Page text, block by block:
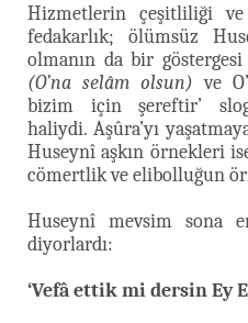
Hizmetlerin çeşitliliği
fedakarlık; ölümsüz
olmanın da bir
(O’na selâm olsun) ve
bizim için şereftir’
haliydi. Aşûra’yı
Huseynî aşkın örnekleri
cömertlik ve elibolluğun
Huseynî mevsim sona
diyorlardı:
‘Vefâ ettik mi dersin Ey